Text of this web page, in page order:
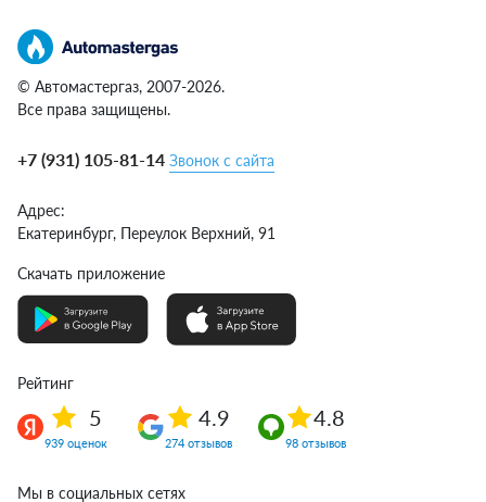
© Автомастергаз, 2007-2026.
Все права защищены.
+7 (931) 105-81-14 Звонок с сайта
Адрес:
Екатеринбург, Переулок Верхний, 91
Скачать приложение
Рейтинг
5
939 оценок
4.9
274 отзывов
4.8
98 отзывов
Мы в социальных сетях